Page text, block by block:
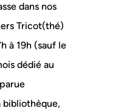
dans nos
Tricot(thé)
à 19h (sauf le
dédié au
bibliothèque,